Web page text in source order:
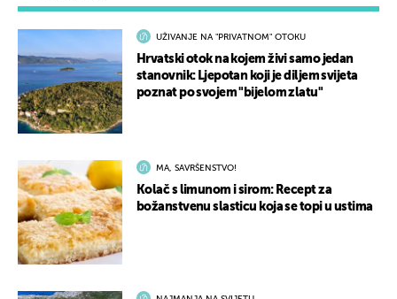
UŽIVANJE NA "PRIVATNOM" OTOKU
Hrvatski otok na kojem živi samo jedan
stanovnik: Ljepotan koji je diljem svijeta
poznat po svojem "bijelom zlatu"
MA, SAVRŠENSTVO!
Kolač s limunom i sirom: Recept za
božanstvenu slasticu koja se topi u ustima